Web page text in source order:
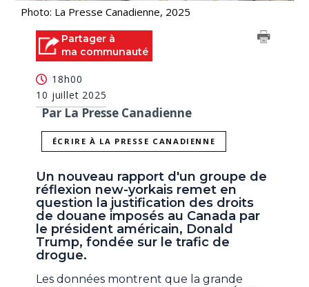
Photo: La Presse Canadienne, 2025
Partager à
ma communauté
18h00
10 juillet 2025
Par La Presse Canadienne
ÉCRIRE À LA PRESSE CANADIENNE
Un nouveau rapport d'un groupe de
réflexion new-yorkais remet en
question la justification des droits
de douane imposés au Canada par
le président américain, Donald
Trump, fondée sur le trafic de
drogue.
Les données montrent que la grande